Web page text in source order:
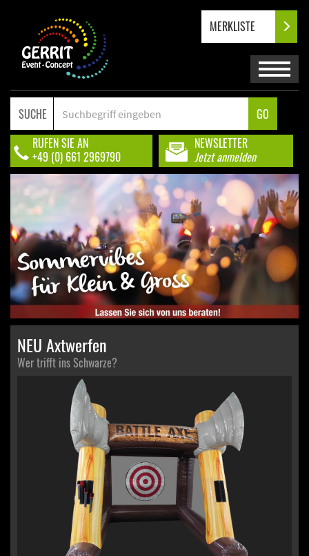
MERKLISTE
SUCHE
GO
RUFEN SIE AN
+49 (0) 661 2969790
NEWSLETTER
Jetzt anmelden
NEU Axtwerfen
Wer trifft ins Schwarze?